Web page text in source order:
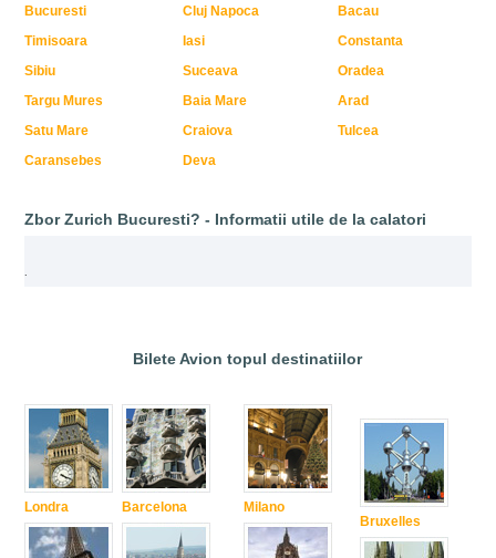
Bucuresti Cluj Napoca
Bacau
Timisoara
Iasi
Constanta
Sibiu
Suceava
Oradea
Targu Mures
Baia Mare
Arad
Satu Mare
Craiova
Tulcea
Caransebes
Deva
Zbor Zurich Bucuresti? - Informatii utile de la calatori
.
Bilete Avion topul destinatiilor
Londra Barcelona Milano
Bruxelles